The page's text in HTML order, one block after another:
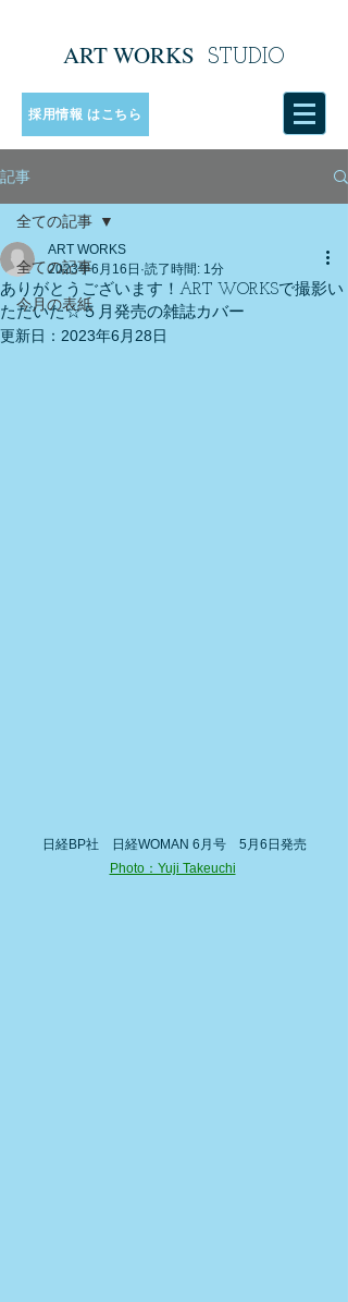
ART WORKS STUDIO
採用情報 はこちら
記事
全ての記事
今月の表紙
全ての記事
ありがとうございます！ART WORKSで撮影い
ただいた☆５月発売の雑誌カバー
ART WORKS
2023年6月16日 読了時間: 1分
更新日： 2023年6月28日
日経BP社　日経WOMAN 6月号　5月6日発売
Photo：Yuji Takeuchi